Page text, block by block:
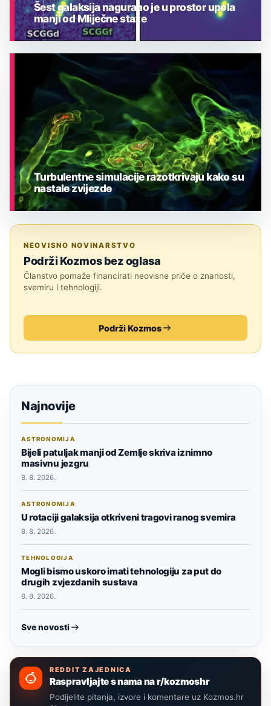
ASTRONOMIJA
Šest galaksija nagurano je u prostor upola
manji od Mliječne staze
Turbulentne simulacije razotkrivaju kako su
nastale zvijezde
NEOVISNO NOVINARSTVO
Podrži Kozmos bez oglasa
Članstvo pomaže financirati neovisne priče o znanosti,
svemiru i tehnologiji.
Podrži Kozmos
Najnovije
ASTRONOMIJA
Bijeli patuljak manji od Zemlje skriva iznimno
masivnu jezgru
8. 8. 2026.
ASTRONOMIJA
U rotaciji galaksija otkriveni tragovi ranog svemira
8. 8. 2026.
TEHNOLOGIJA
Mogli bismo uskoro imati tehnologiju za put do
drugih zvjezdanih sustava
8. 8. 2026.
Sve novosti
REDDIT ZAJEDNICA
Raspravljajte s nama na r/kozmoshr
Podijelite pitanja, izvore i komentare uz Kozmos.hr